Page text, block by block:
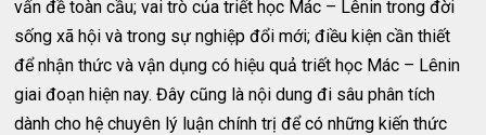
vấn đề toàn cầu; vai trò của triết học Mác – Lênin trong đời
sống xã hội và trong sự nghiệp đổi mới; điều kiện cần thiết
để nhận thức và vận dụng có hiệu quả triết học Mác – Lênin
giai đoạn hiện nay. Đây cũng là nội dung đi sâu phân tích
dành cho hệ chuyên lý luận chính trị để có những kiến thức